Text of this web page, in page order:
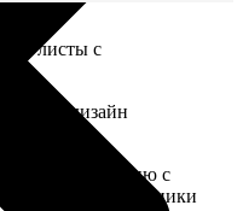
с
дизайн
фотографию с
наши сотрудники